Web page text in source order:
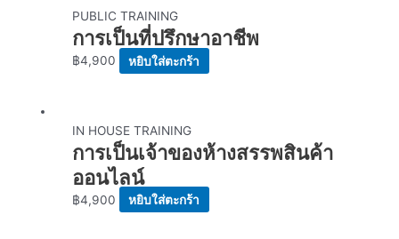
PUBLIC TRAINING
การเป็นที่ปรึกษาอาชีพ
฿4,900 หยิบใส่ตะกร้า
IN HOUSE TRAINING
การเป็นเจ้าของห้างสรรพสินค้า
ออนไลน์
฿4,900 หยิบใส่ตะกร้า